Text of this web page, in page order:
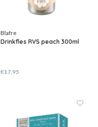
Blafre
Drinkfles RVS peach 300ml
€17,95